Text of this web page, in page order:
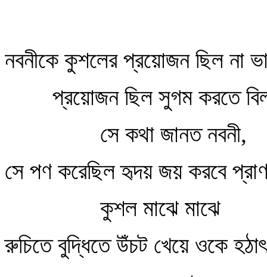
নবনীকে কুশলের প্রয়োজন ছিল না
প্রয়োজন ছিল সুগম করতে
সে কথা জানত নবনী,
সে পণ করেছিল হৃদয় জয় করবে
কুশল মাঝে মাঝে
রুচিতে বুদ্ধিতে উঁচট খেয়ে ওকে